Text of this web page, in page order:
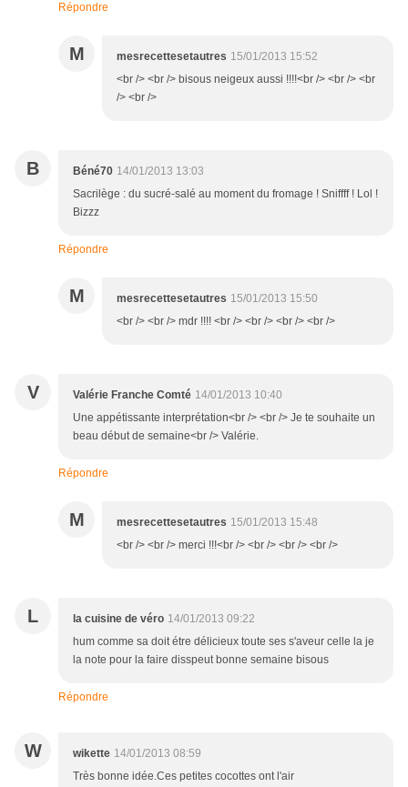
Répondre
M mesrecettesetautres 15/01/2013 15:52
<br /> <br /> bisous neigeux aussi !!!!<br /> <br /> <br
/> <br />
B Béné70 14/01/2013 13:03
Sacrilège : du sucré-salé au moment du fromage ! Sniffff ! Lol !
Bizzz
Répondre
M mesrecettesetautres 15/01/2013 15:50
<br /> <br /> mdr !!!! <br /> <br /> <br /> <br />
V Valérie Franche Comté 14/01/2013 10:40
Une appétissante interprétation<br /> <br /> Je te souhaite un
beau début de semaine<br /> Valérie.
Répondre
M mesrecettesetautres 15/01/2013 15:48
<br /> <br /> merci !!!<br /> <br /> <br /> <br />
L la cuisine de véro 14/01/2013 09:22
hum comme sa doit étre délicieux toute ses s'aveur celle la je
la note pour la faire disspeut bonne semaine bisous
Répondre
W wikette 14/01/2013 08:59
Très bonne idée.Ces petites cocottes ont l'air